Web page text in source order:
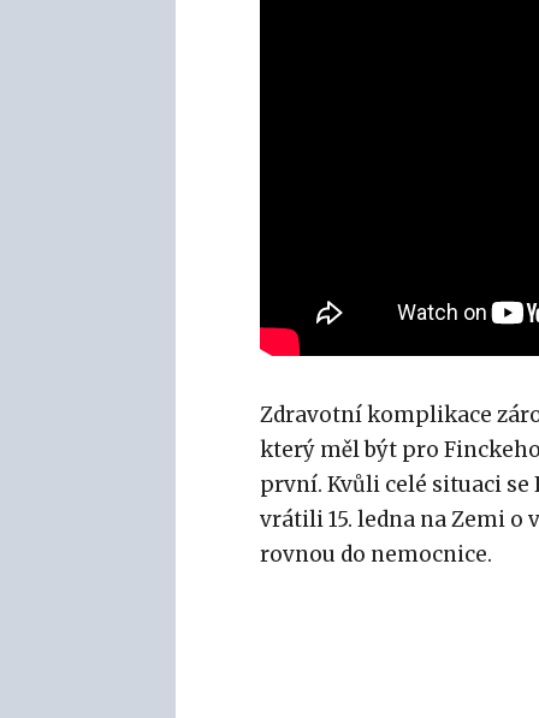
Zdravotní komplikace
který měl být pro
první. Kvůli celé situaci se
vrátili 15. ledna na Zemi o
rovnou do nemocnice.